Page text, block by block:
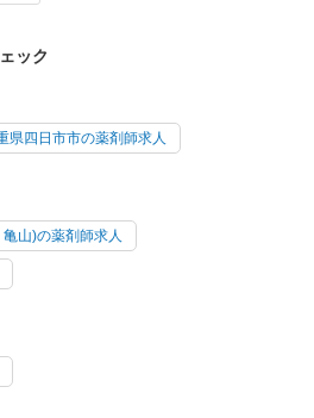
ック
県四日市市の薬剤師求人
山)の薬剤師求人